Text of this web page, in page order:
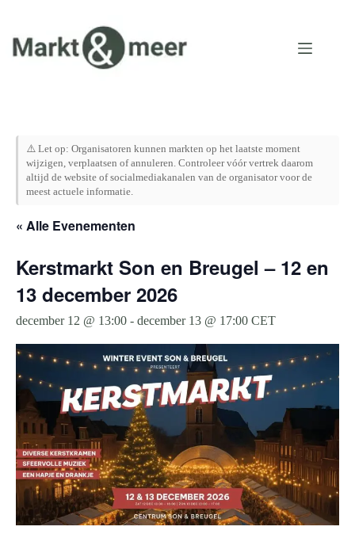
inhoud
⚠️ Let op: Organisatoren kunnen markten op het laatste moment
wijzigen, verplaatsen of annuleren. Controleer vóór vertrek daarom
altijd de website of socialmediakanalen van de organisator voor de
meest actuele informatie.
« Alle Evenementen
Kerstmarkt Son en Breugel – 12 en
13 december 2026
december 12 @ 13:00 - december 13 @ 17:00 CET